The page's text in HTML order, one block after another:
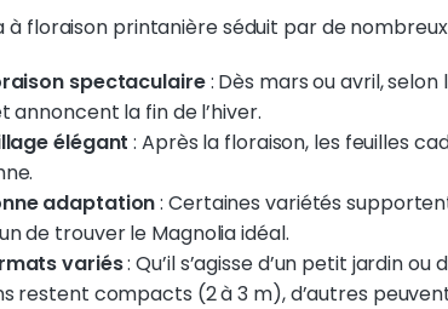
à floraison printanière séduit par de
spectaculaire: Dès mars ou avril,
annoncent la fin de l’hiver.
élégant: Après la floraison, les feuilles
adaptation: Certaines variétés
de trouver le Magnolia idéal.
variés: Qu’il s’agisse d’un petit jardin
restent compacts (2 à 3 m), d’autres